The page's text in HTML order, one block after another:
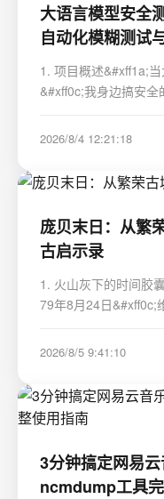
大语言模型安全
自动化模糊测试
1. 项目概述&#xff1a;
&#xff0c;我身边搞安
者集成的那个大语言
2026/8/4 12:21:18
庞贝末日：从繁
古启示录
1. 火山灰下的时间胶
79年8月24日&#xff0c;
500℃的火山灰瞬间包
成了完美的自然防
2026/8/5 9:41:10
3分钟搞定网易云
ncmdump工具